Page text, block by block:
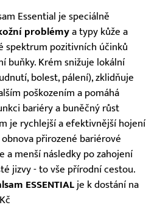
Essential je speciálně
problémya typy kůže a
spektrum pozitivních účinků
buňky. Krém snižuje lokální
bolest, pálení), zklidňuje
poškozením a pomáhá
bariéry a buněčný růst
je rychlejší a efektivnější hojení
přirozené bariérové
a menší následky po zahojení
jizvy - to vše přírodní cestou.
ESSENTIAL je k dostání na